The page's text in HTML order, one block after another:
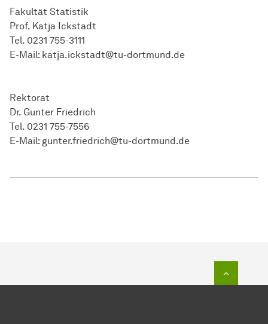
Fakultät Statistik
Prof. Katja Ickstadt
Tel. 0231 755-3111
E-Mail: katja.ickstadt@tu-dortmund.de
Rektorat
Dr. Gunter Friedrich
Tel. 0231 755-7556
E-Mail: gunter.friedrich@tu-dortmund.de